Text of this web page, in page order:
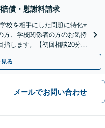
償・慰謝料請求
校を相手にした問題に特化⭐️
方、学校関係者の方のお気持
指します。【初回相談20分無
る
メールでお問い合わせ